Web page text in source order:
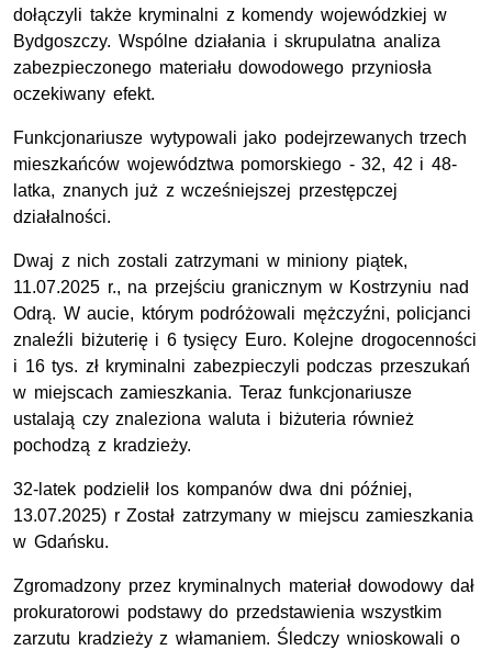
dołączyli także kryminalni z komendy wojewódzkiej w
Bydgoszczy. Wspólne działania i skrupulatna analiza
zabezpieczonego materiału dowodowego przyniosła
oczekiwany efekt.
Funkcjonariusze wytypowali jako podejrzewanych trzech
mieszkańców województwa pomorskiego - 32, 42 i 48-
latka, znanych już z wcześniejszej przestępczej
działalności.
Dwaj z nich zostali zatrzymani w miniony piątek,
11.07.2025 r., na przejściu granicznym w Kostrzyniu nad
Odrą. W aucie, którym podróżowali mężczyźni, policjanci
znaleźli biżuterię i 6 tysięcy Euro. Kolejne drogocenności
i 16 tys. zł kryminalni zabezpieczyli podczas przeszukań
w miejscach zamieszkania. Teraz funkcjonariusze
ustalają czy znaleziona waluta i biżuteria również
pochodzą z kradzieży.
32-latek podzielił los kompanów dwa dni później,
13.07.2025) r Został zatrzymany w miejscu zamieszkania
w Gdańsku.
Zgromadzony przez kryminalnych materiał dowodowy dał
prokuratorowi podstawy do przedstawienia wszystkim
zarzutu kradzieży z włamaniem. Śledczy wnioskowali o